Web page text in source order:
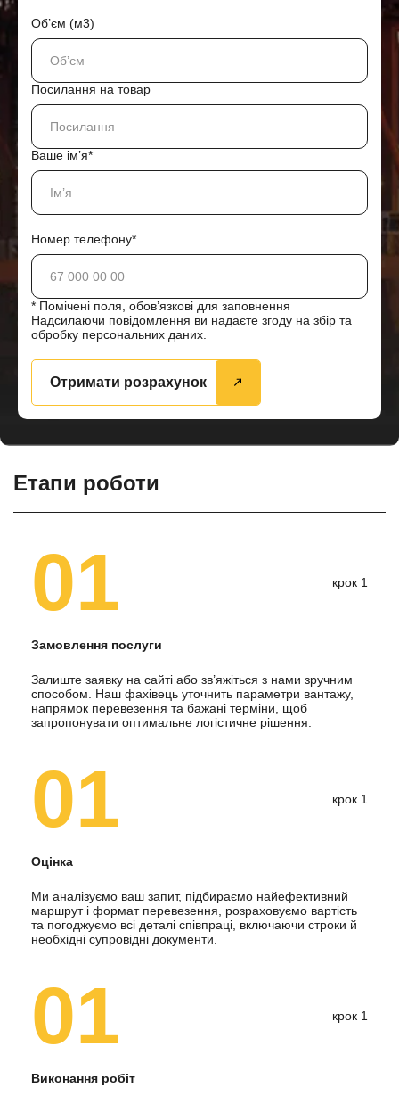
Об’єм (м3)
Посилання на товар
Ваше ім’я*
Номер телефону*
* Помічені поля, обов’язкові для заповнення
Надсилаючи повідомлення ви надаєте згоду на збір та
обробку персональних даних.
Отримати розрахунок
Етапи роботи
01 крок 1
Замовлення послуги
Залиште заявку на сайті або зв’яжіться з нами зручним
способом. Наш фахівець уточнить параметри вантажу,
напрямок перевезення та бажані терміни, щоб
запропонувати оптимальне логістичне рішення.
01 крок 1
Оцінка
Ми аналізуємо ваш запит, підбираємо найефективний
маршрут і формат перевезення, розраховуємо вартість
та погоджуємо всі деталі співпраці, включаючи строки й
необхідні супровідні документи.
01 крок 1
Виконання робіт